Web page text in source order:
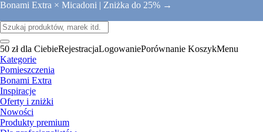
Bonami Extra × Micadoni | Zniżka do 25% →
50 zł dla CiebieRejestracjaLogowaniePorównanie KoszykMenu
Kategorie
Pomieszczenia
Bonami Extra
Inspiracje
Oferty i zniżki
Nowości
Produkty premium